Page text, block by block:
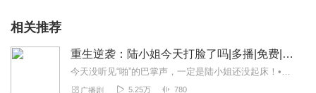
听友192218781
主播播的很好，就是这个剧情有点无语。每个世界都是他
（她）的上辈子，穿成男的大多都是上辈子是渣男，这辈子
渣男改过，美化渣男，然后结婚生子幸福生活；穿成女的要
相关推荐
重生逆袭：陆小姐今天打脸了吗|多播|免费|重生复仇
今天没听见“啪”的巴掌声，一定是陆小姐还没起床！•前世她被骂“废物千金”，抑郁而终；重生归来，她先撕继母，再踩渣父，把陆家祠堂的牌位都震掉漆。•白莲花妹妹直...
广播剧 5.25万 780